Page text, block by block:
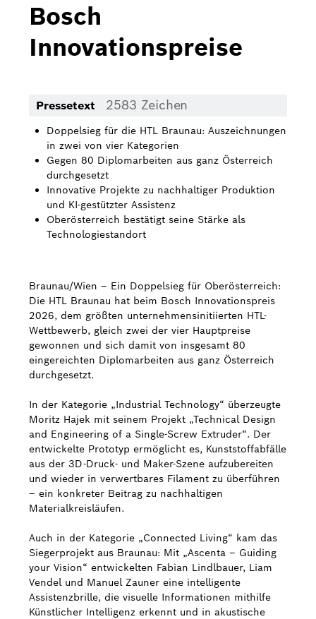
Downloads
Pressemappen
Videos
Über uns
Bosch in Österreich
Karriere bei Bosch in Österreich
Bosch Weltweit
Bosch
Innovationspreise
Pressetext 2583 Zeichen
Doppelsieg für die HTL Braunau: Auszeichnungen
in zwei von vier Kategorien
Gegen 80 Diplomarbeiten aus ganz Österreich
durchgesetzt
Innovative Projekte zu nachhaltiger Produktion
und KI-gestützter Assistenz
Oberösterreich bestätigt seine Stärke als
Technologiestandort
Braunau/Wien – Ein Doppelsieg für Oberösterreich:
Die HTL Braunau hat beim Bosch Innovationspreis
2026, dem größten unternehmensinitiierten HTL-
Wettbewerb, gleich zwei der vier Hauptpreise
gewonnen und sich damit von insgesamt 80
eingereichten Diplomarbeiten aus ganz Österreich
durchgesetzt.
In der Kategorie „Industrial Technology“ überzeugte
Moritz Hajek mit seinem Projekt „Technical Design
and Engineering of a Single-Screw Extruder“. Der
entwickelte Prototyp ermöglicht es, Kunststoffabfälle
aus der 3D-Druck- und Maker-Szene aufzubereiten
und wieder in verwertbares Filament zu überführen
– ein konkreter Beitrag zu nachhaltigen
Materialkreisläufen.
Auch in der Kategorie „Connected Living“ kam das
Siegerprojekt aus Braunau: Mit „Ascenta – Guiding
your Vision“ entwickelten Fabian Lindlbauer, Liam
Vendel und Manuel Zauner eine intelligente
Assistenzbrille, die visuelle Informationen mithilfe
Künstlicher Intelligenz erkennt und in akustische